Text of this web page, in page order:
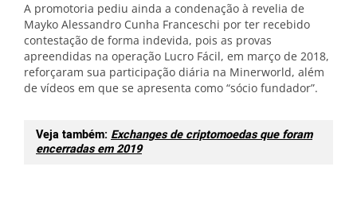
A promotoria pediu ainda a condenação à revelia de
Mayko Alessandro Cunha Franceschi por ter recebido
contestação de forma indevida, pois as provas
apreendidas na operação Lucro Fácil, em março de 2018,
reforçaram sua participação diária na Minerworld, além
de vídeos em que se apresenta como “sócio fundador”.
Veja também: Exchanges de criptomoedas que foram
encerradas em 2019